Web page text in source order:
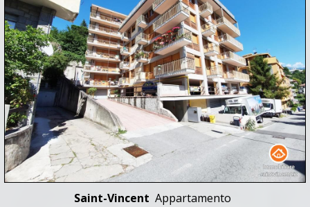
Saint-Vincent Appartamento